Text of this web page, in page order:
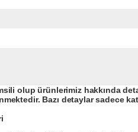
olup ürünlerimiz hakkında
Bazı detaylar sadece